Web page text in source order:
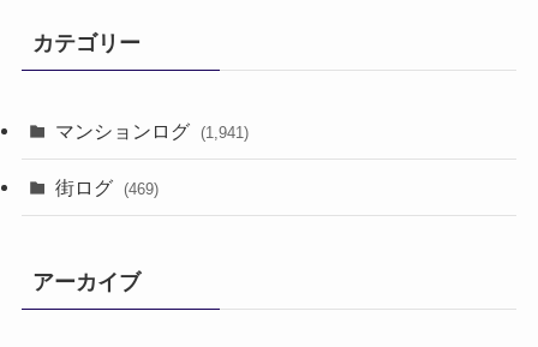
カテゴリー
マンションログ (1,941)
街ログ (469)
アーカイブ